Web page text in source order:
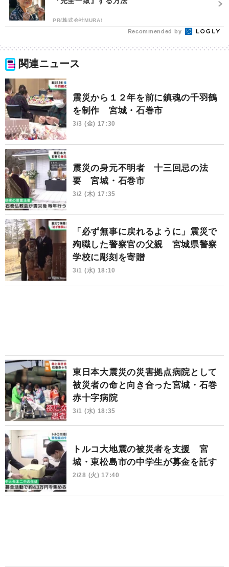
PR(株式会社MURA)
Recommended by
関連ニュース
震災から１２年を前に鎮魂の千羽鶴
を制作 宮城・石巻市
3/3 (金) 17:30
震災の身元不明者 十三回忌の法
要 宮城・石巻市
3/2 (木) 17:35
「必ず無事に戻れるように」震災で
殉職した警察官の父親 宮城県警察
学校に彫刻を寄贈
3/1 (水) 18:10
東日本大震災の災害拠点病院として
被災者の命と向き合った宮城・石巻
赤十字病院
3/1 (水) 18:35
トルコ大地震の被災者を支援 宮
城・東松島市の中学生が募金を託す
2/28 (火) 17:40